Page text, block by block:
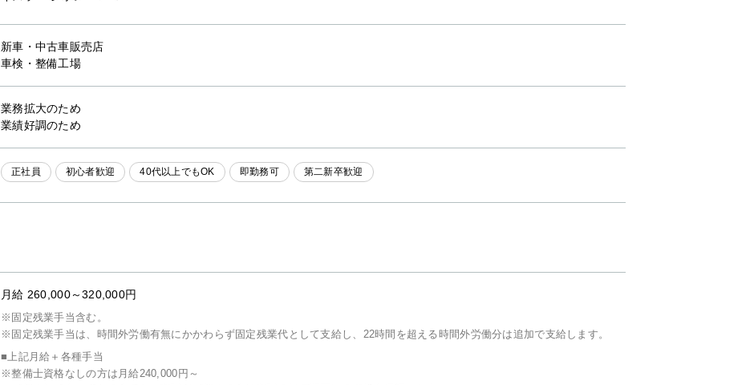
新車・中古車販売店
車検・整備工場
業務拡大のため
業績好調のため
正社員 初心者歓迎 40代以上でもOK 即勤務可 第二新卒歓迎
月給 260,000～320,000円
※固定残業手当含む。
※固定残業手当は、時間外労働有無にかかわらず固定残業代として支給し、22時間を超える時間外労働分は追加で支給します。
■上記月給＋各種手当
※整備士資格なしの方は月給240,000円～